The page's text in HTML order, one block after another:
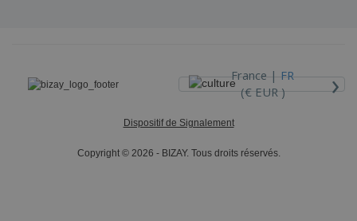
France |FR
(€ EUR )
›
Dispositif de Signalement
Copyright © 2026 - BIZAY. Tous droits réservés.